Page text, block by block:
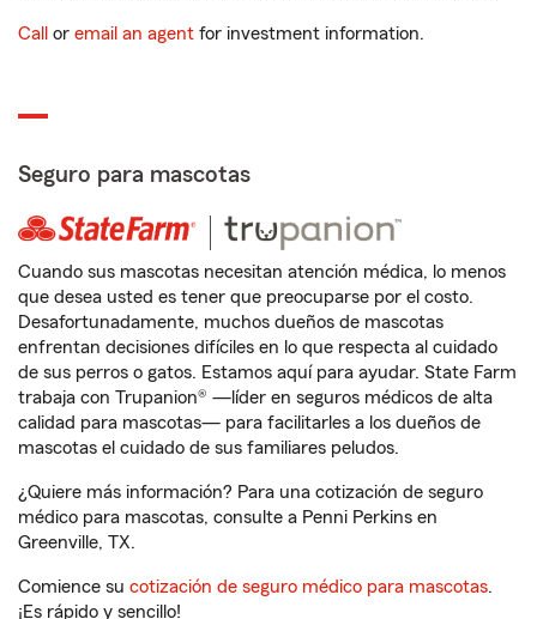
Call or email an agent for investment information.
Seguro para mascotas
Cuando sus mascotas necesitan atención médica, lo menos
que desea usted es tener que preocuparse por el costo.
Desafortunadamente, muchos dueños de mascotas
enfrentan decisiones difíciles en lo que respecta al cuidado
de sus perros o gatos. Estamos aquí para ayudar. State Farm
trabaja con Trupanion® —líder en seguros médicos de alta
calidad para mascotas— para facilitarles a los dueños de
mascotas el cuidado de sus familiares peludos.
¿Quiere más información? Para una cotización de seguro
médico para mascotas, consulte a Penni Perkins en
Greenville, TX.
Comience su cotización de seguro médico para mascotas.
¡Es rápido y sencillo!